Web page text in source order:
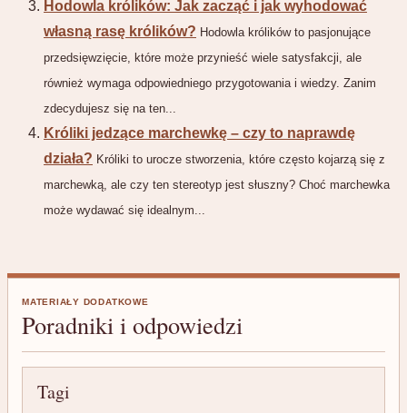
Hodowla królików: Jak zacząć i jak wyhodować
własną rasę królików? Hodowla królików to pasjonujące
przedsięwzięcie, które może przynieść wiele satysfakcji, ale
również wymaga odpowiedniego przygotowania i wiedzy. Zanim
zdecydujesz się na ten...
Króliki jedzące marchewkę – czy to naprawdę
działa? Króliki to urocze stworzenia, które często kojarzą się z
marchewką, ale czy ten stereotyp jest słuszny? Choć marchewka
może wydawać się idealnym...
MATERIAŁY DODATKOWE
Poradniki i odpowiedzi
Tagi